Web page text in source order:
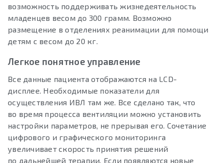
возможность поддерживать жизнедеятельность
младенцев весом до 300 грамм. Возможно
размещение в отделениях реанимации для помощи
детям с весом до 20 кг.
Легкое понятное управление
Все данные пациента отображаются на LCD-
дисплее. Необходимые показатели для
осуществления ИВЛ там же. Все сделано так, что
во время процесса вентиляции можно установить
настройки параметров, не прерывая его. Сочетание
цифрового и графического мониторинга
увеличивает скорость принятия решений
по дальнейшей терапии. Если появляются новые